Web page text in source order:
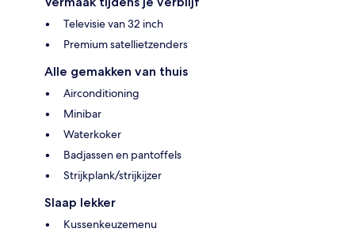
Televisie van 32 inch
Premium satellietzenders
Alle gemakken van thuis
Airconditioning
Minibar
Waterkoker
Badjassen en pantoffels
Strijkplank/strijkijzer
Slaap lekker
Kussenkeuzemenu